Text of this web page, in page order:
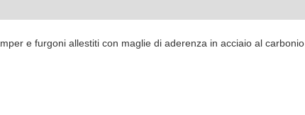
e furgoni allestiti con maglie di aderenza in acciaio al carbonio